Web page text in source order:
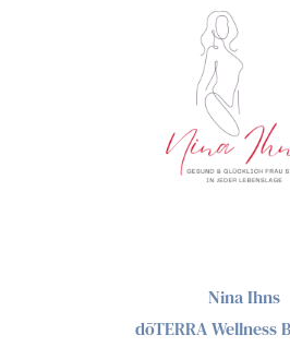
Nina Ihns
dōTERRA Wellness